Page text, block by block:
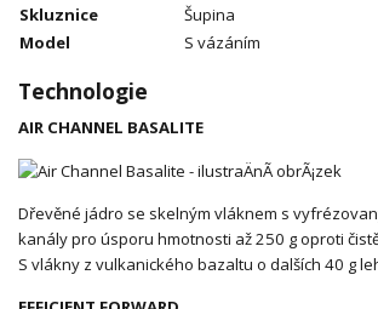
Skluznice
Šupina
Model
S vázáním
Technologie
AIR CHANNEL BASALITE
Dřevěné jádro se skelným vláknem s
kanály pro úsporu hmotnosti až 250 g oproti
S vlákny z vulkanického bazaltu o dalších 40 g